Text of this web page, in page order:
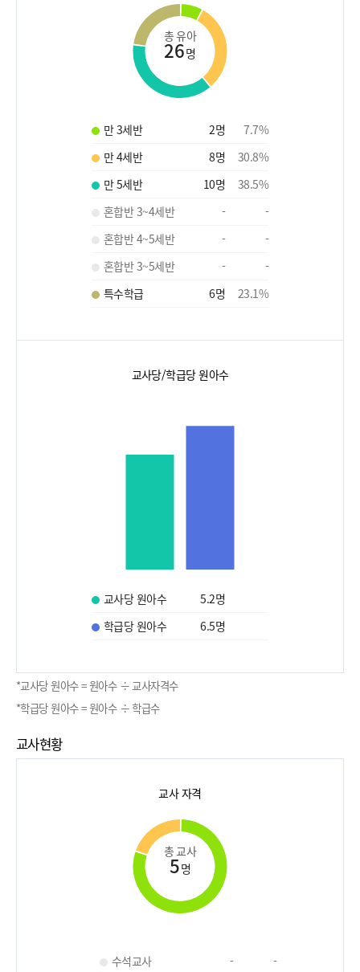
총 유아
26명
만 3세반 2명 7.7%
만 4세반
8명 30.8%
만 5세반
10명 38.5%
혼합반 3~4세반
-
-
혼합반 4~5세반
-
-
혼합반 3~5세반
-
-
특수학급
6명 23.1%
교사당/학급당 원아수
교사당 원아수 5.2명
학급당 원아수
6.5명
*교사당 원아수 = 원아수 ÷ 교사자격수
*학급당 원아수 = 원아수 ÷ 학급수
교사현황
교사 자격
총 교사
5명
수석교사 -
-